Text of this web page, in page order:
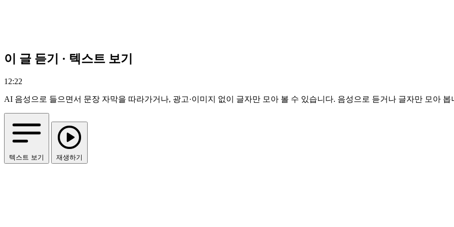
이 글 듣기 · 텍스트 보기
12:22
AI 음성으로 들으면서 문장 자막을 따라가거나, 광고·이미지 없이 글자만 모아 볼 수 있습니다. 음성으로 듣거나 글자만 모아 봅
텍스트 보기 재생하기